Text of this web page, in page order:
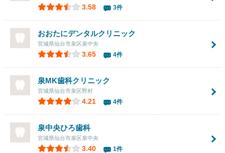
3.58 3件
おおたにデンタルクリニック
宮城県仙台市泉区泉中央
3.65 4件
泉MK歯科クリニック
宮城県仙台市泉区野村
4.21 4件
泉中央ひろ歯科
宮城県仙台市泉区泉中央
3.40 1件